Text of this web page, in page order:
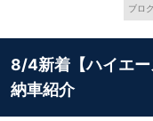
8/4新着【ハイエー
納車紹介